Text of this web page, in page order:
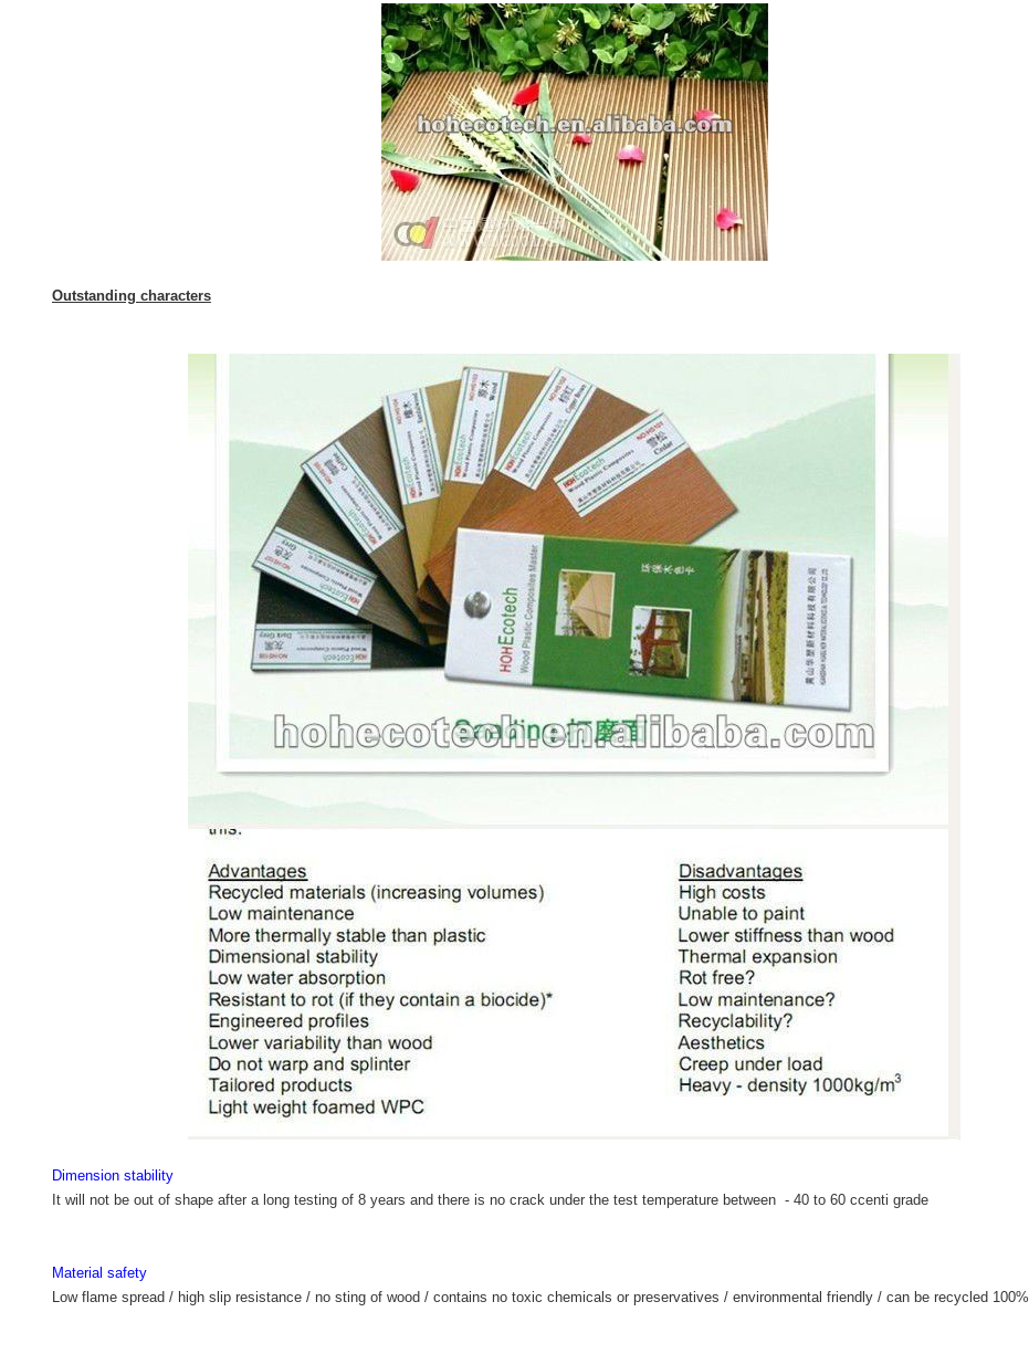
Outstanding characters
Dimension stability
It will not be out of shape after a long testing of 8 years and there is no crack under the test temperature between - 40 to 60 ccenti grade
Material safety
Low flame spread / high slip resistance / no sting of wood / contains no toxic chemicals or preservatives / environmental friendly / can be recycled 100%